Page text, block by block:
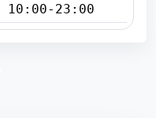
10:00-23:00